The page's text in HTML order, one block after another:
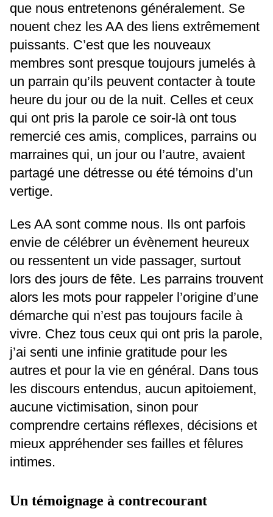
que nous entretenons généralement. Se
nouent chez les AA des liens extrêmement
puissants. C’est que les nouveaux
membres sont presque toujours jumelés à
un parrain qu’ils peuvent contacter à toute
heure du jour ou de la nuit. Celles et ceux
qui ont pris la parole ce soir-là ont tous
remercié ces amis, complices, parrains ou
marraines qui, un jour ou l’autre, avaient
partagé une détresse ou été témoins d’un
vertige.
Les AA sont comme nous. Ils ont parfois
envie de célébrer un évènement heureux
ou ressentent un vide passager, surtout
lors des jours de fête. Les parrains trouvent
alors les mots pour rappeler l’origine d’une
démarche qui n’est pas toujours facile à
vivre. Chez tous ceux qui ont pris la parole,
j’ai senti une infinie gratitude pour les
autres et pour la vie en général. Dans tous
les discours entendus, aucun apitoiement,
aucune victimisation, sinon pour
comprendre certains réflexes, décisions et
mieux appréhender ses failles et fêlures
intimes.
Un témoignage à contrecourant